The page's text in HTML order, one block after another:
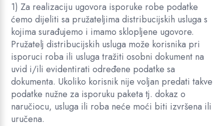
1) Za realizaciju ugovora isporuke robe podatke
ćemo dijeliti sa pružateljima distribucijskih usluga s
kojima surađujemo i imamo sklopljene ugovore.
Pružatelj distribucijskih usluga može korisnika pri
isporuci roba ili usluga tražiti osobni dokument na
uvid i/ili evidentirati određene podatke sa
dokumenta. Ukoliko korisnik nije voljan predati takve
podatke nužne za isporuku paketa tj. dokaz o
naručiocu, usluga ili roba neće moći biti izvršena ili
uručena.